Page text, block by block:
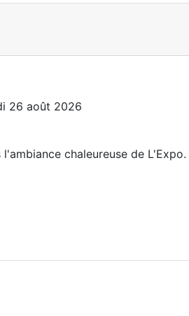
26 août 2026
chaleureuse de L'Expo.